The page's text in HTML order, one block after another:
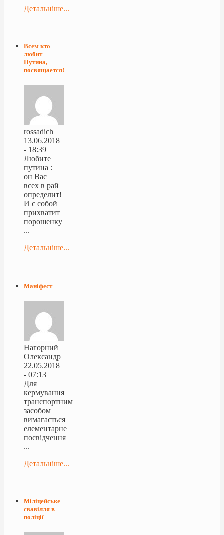
Детальніше...
Всем кто
любит
Путина,
посвящается!
rossadich
13.06.2018
- 18:39
Любите
путина :
он Вас
всех в рай
определит!
И с собой
прихватит
порошенку
...
Детальніше...
Маніфест
Нагорний
Олександр
22.05.2018
- 07:13
Для
кермування
транспортним
засобом
вимагається
елементарне
посвідчення
...
Детальніше...
Міліцейське
свавілля в
поліції